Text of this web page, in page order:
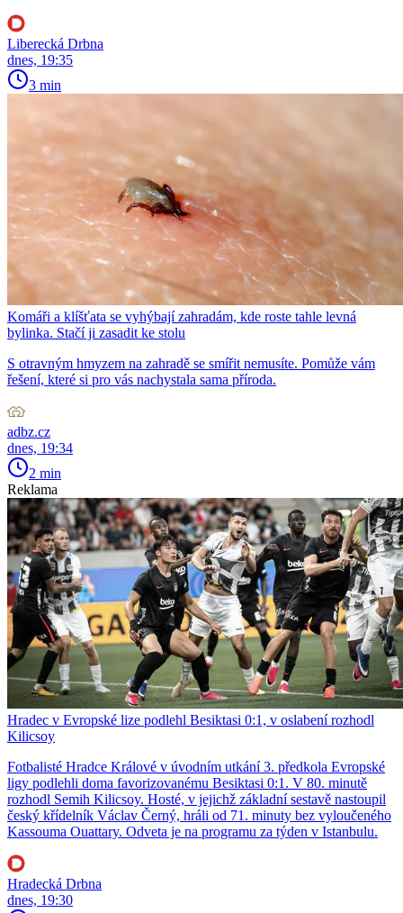
Liberecká Drbna
dnes, 19:35
3 min
Komáři a klíšťata se vyhýbají zahradám, kde roste tahle levná
bylinka. Stačí ji zasadit ke stolu
S otravným hmyzem na zahradě se smířit nemusíte. Pomůže vám
řešení, které si pro vás nachystala sama příroda.
adbz.cz
dnes, 19:34
2 min
Reklama
Hradec v Evropské lize podlehl Besiktasi 0:1, v oslabení rozhodl
Kilicsoy
Fotbalisté Hradce Králové v úvodním utkání 3. předkola Evropské
ligy podlehli doma favorizovanému Besiktasi 0:1. V 80. minutě
rozhodl Semih Kilicsoy. Hosté, v jejichž základní sestavě nastoupil
český křídelník Václav Černý, hráli od 71. minuty bez vyloučeného
Kassouma Ouattary. Odveta je na programu za týden v Istanbulu.
Hradecká Drbna
dnes, 19:30